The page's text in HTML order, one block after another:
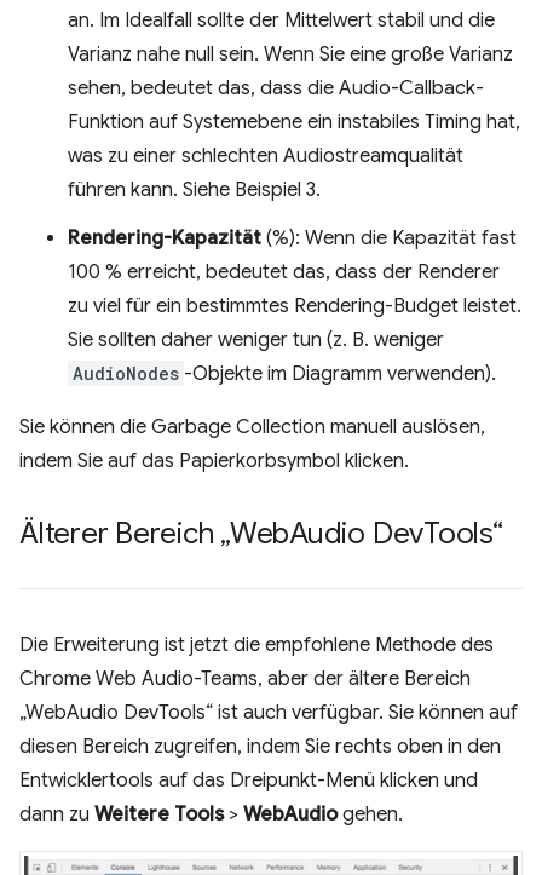
an. Im Idealfall sollte der Mittelwert stabil und die
Varianz nahe null sein. Wenn Sie eine große Varianz
sehen, bedeutet das, dass die Audio-Callback-
Funktion auf Systemebene ein instabiles Timing hat,
was zu einer schlechten Audiostreamqualität
führen kann. Siehe Beispiel 3.
Rendering-Kapazität (%): Wenn die Kapazität fast
100 % erreicht, bedeutet das, dass der Renderer
zu viel für ein bestimmtes Rendering-Budget leistet.
Sie sollten daher weniger tun (z. B. weniger
AudioNodes -Objekte im Diagramm verwenden).
Sie können die Garbage Collection manuell auslösen,
indem Sie auf das Papierkorbsymbol klicken.
Älterer Bereich „WebAudio DevTools“
Die Erweiterung ist jetzt die empfohlene Methode des
Chrome Web Audio-Teams, aber der ältere Bereich
„WebAudio DevTools“ ist auch verfügbar. Sie können auf
diesen Bereich zugreifen, indem Sie rechts oben in den
Entwicklertools auf das Dreipunkt-Menü klicken und
dann zu Weitere Tools> WebAudiogehen.